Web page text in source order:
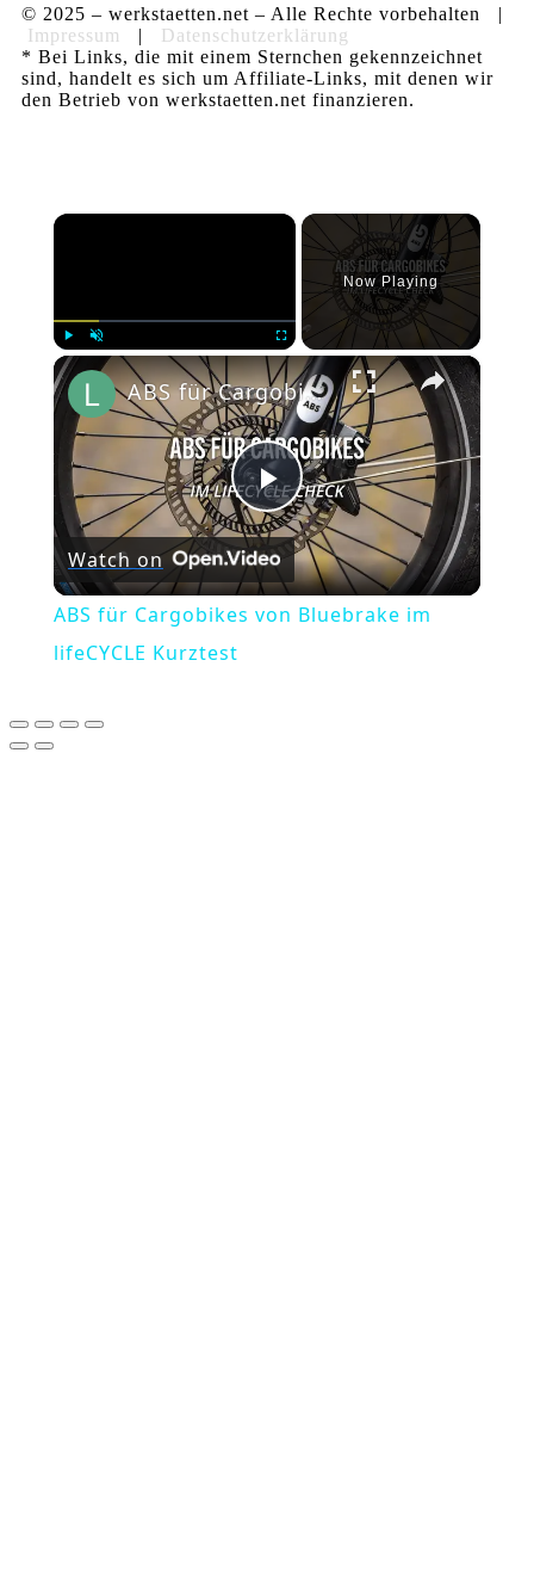
© 2025 – werkstaetten.net – Alle Rechte vorbehalten |
Impressum
| Datenschutzerklärung
* Bei Links, die mit einem Sternchen gekennzeichnet
sind, handelt es sich um Affiliate-Links, mit denen wir
den Betrieb von werkstaetten.net finanzieren.
×
Play Unmute Fullscreen
Now Playing
×
Play
Video
ABS für Cargobikes von Bluebrake im lifeCYCLE Kurztest
Watch on
ABS für Cargobikes von Bluebrake im
lifeCYCLE Kurztest